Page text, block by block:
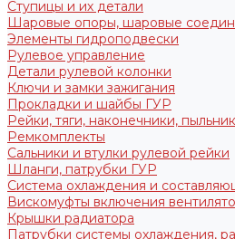
Ступицы и их детали
Шаровые опоры, шаровые
Элементы гидроподвески
Рулевое управление
Детали рулевой колонки
Ключи и замки зажигания
Прокладки и шайбы ГУР
Рейки, тяги, наконечники,
Ремкомплекты
Сальники и втулки рулевой рейки
Шланги, патрубки ГУР
Система охлаждения и
Вискомуфты включения
Крышки радиатора
Патрубки системы охлаждения,